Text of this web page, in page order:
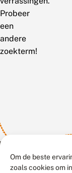
Om de beste
zoals cookies om
Probeer
een
andere
zoekterm!